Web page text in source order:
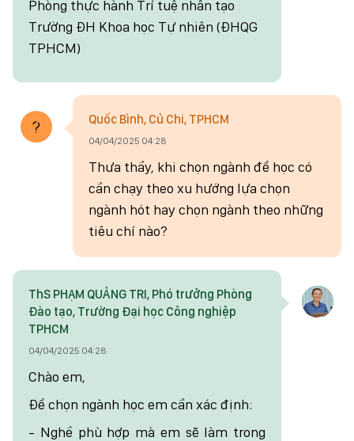
Phòng thực hành Trí tuệ nhân tạo
Trường ĐH Khoa học Tự nhiên (ĐHQG
TPHCM)
Quốc Bình, Củ Chi, TPHCM
04/04/2025 04:28
Thưa thầy, khi chọn ngành để học có
cần chạy theo xu hướng lựa chọn
ngành hót hay chọn ngành theo những
tiêu chí nào?
ThS PHẠM QUẢNG TRI, Phó trưởng Phòng
Đào tạo, Trường Đại học Công nghiệp
TPHCM
04/04/2025 04:28
Chào em,
Để chọn ngành học em cần xác định:
- Nghề phù hợp mà em sẽ làm trong